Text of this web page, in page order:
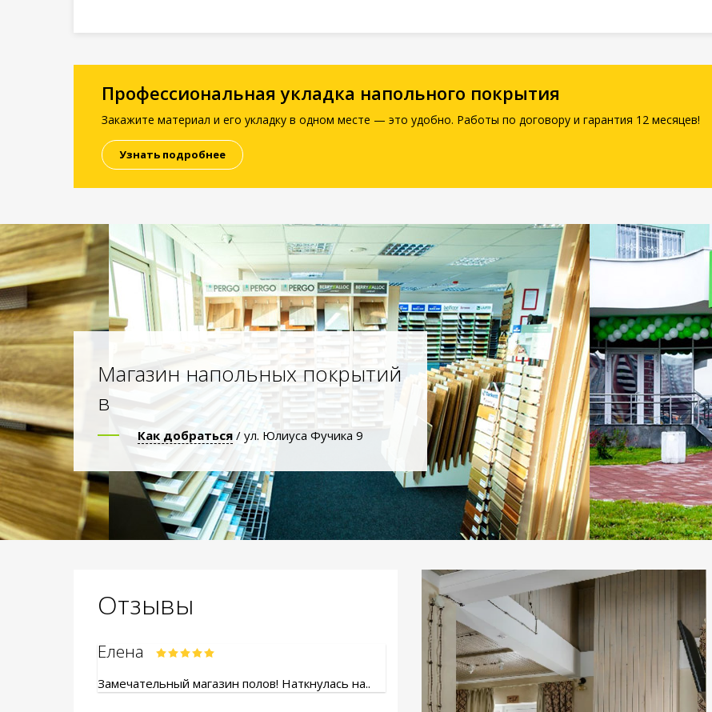
Профессиональная укладка напольного покрытия
Закажите материал и его укладку в одном месте — это удобно. Работы по договору и гарантия 12 месяцев!
Узнать подробнее
Магазин напольных покрытий
в
Как добраться / ул. Юлиуса Фучика 9
Отзывы
Елена
Замечательный магазин полов! Наткнулась на..